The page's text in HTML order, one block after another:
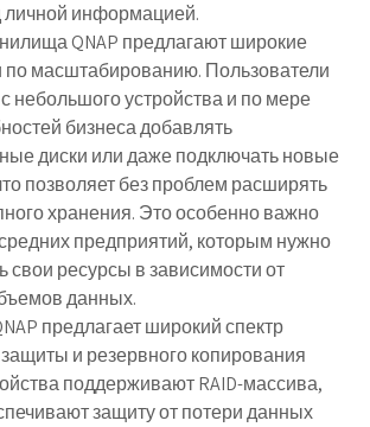
личной информацией.
QNAP предлагают широкие
по масштабированию. Пользователи
с небольшого устройства и по мере
бизнеса добавлять
диски или даже подключать новые
позволяет без проблем расширять
хранения. Это особенно важно
предприятий, которым нужно
свои ресурсы в зависимости от
данных.
предлагает широкий спектр
и резервного копирования
поддерживают RAID-массива,
защиту от потери данных